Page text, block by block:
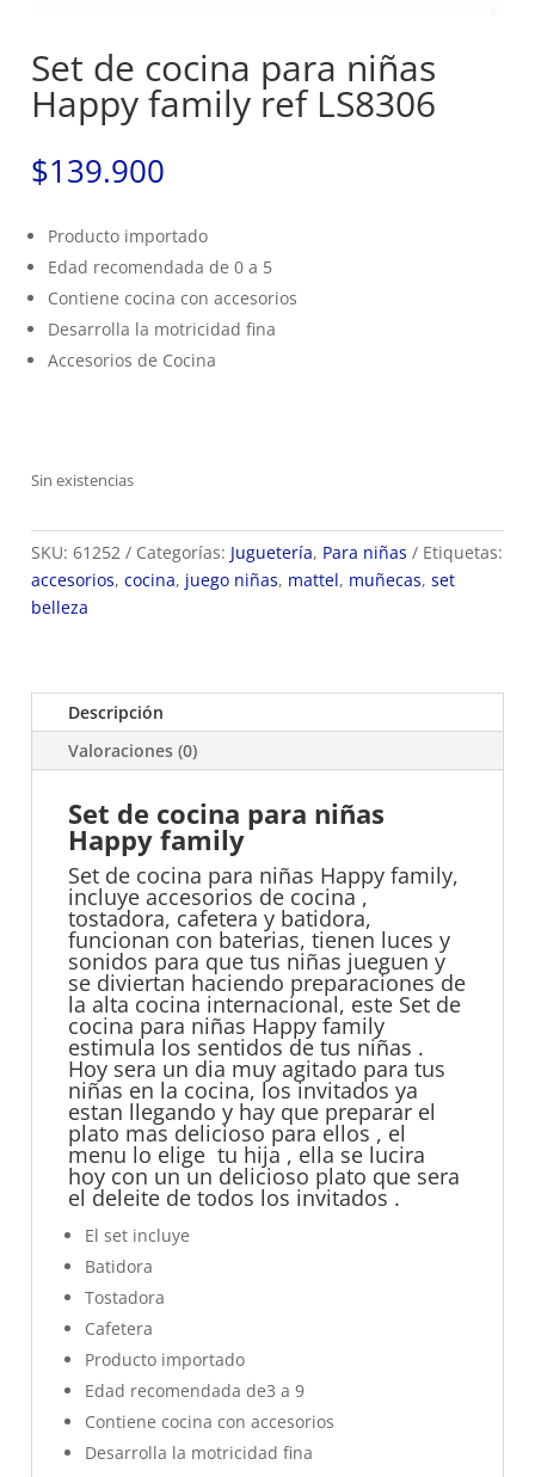
Set de cocina para niñas
Happy family ref LS8306
$139.900
Producto importado
Edad recomendada de 0 a 5
Contiene cocina con accesorios
Desarrolla la motricidad fina
Accesorios de Cocina
Sin existencias
SKU: 61252 Categorías: Juguetería, Para niñas
Etiquetas:
accesorios, cocina, juego niñas, mattel, muñecas, set
belleza
Descripción
Valoraciones (0)
Set de cocina para niñas
Happy family
Set de cocina para niñas Happy family,
incluye accesorios de cocina ,
tostadora, cafetera y batidora,
funcionan con baterias, tienen luces y
sonidos para que tus niñas jueguen y
se diviertan haciendo preparaciones de
la alta cocina internacional, este Set de
cocina para niñas Happy family
estimula los sentidos de tus niñas .
Hoy sera un dia muy agitado para tus
niñas en la cocina, los invitados ya
estan llegando y hay que preparar el
plato mas delicioso para ellos , el
menu lo elige tu hija , ella se lucira
hoy con un un delicioso plato que sera
el deleite de todos los invitados .
El set incluye
Batidora
Tostadora
Cafetera
Producto importado
Edad recomendada de3 a 9
Contiene cocina con accesorios
Desarrolla la motricidad fina